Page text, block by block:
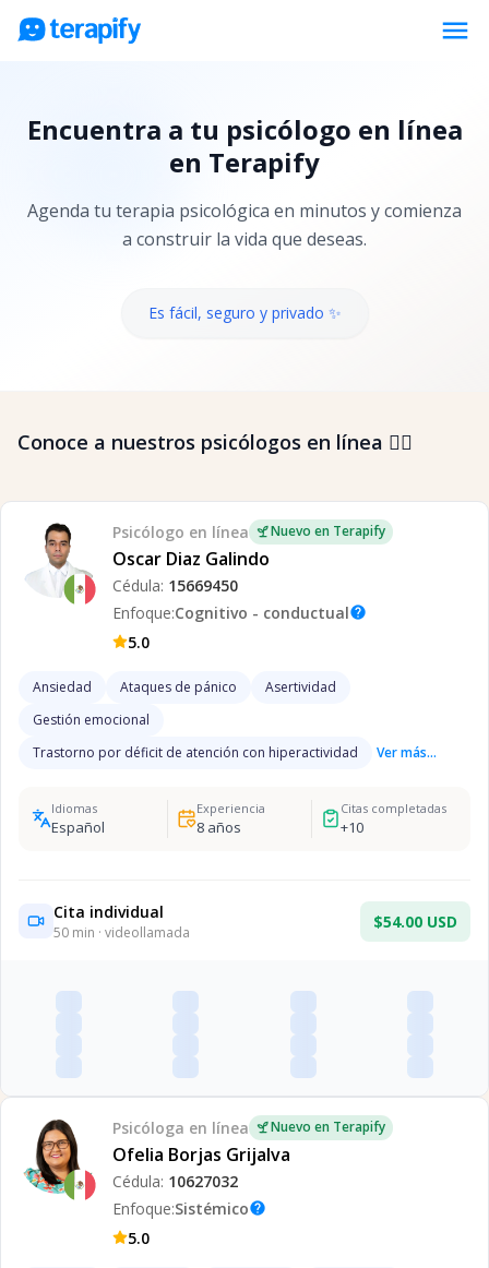
menu
Precios
Empresas
Preguntas frecuentes
Encuentra a tu psicólogo en línea
en Terapify
Agenda tu terapia psicológica en minutos y comienza
a construir la vida que deseas.
Es fácil, seguro y privado ✨
Conoce a nuestros psicólogos en línea 👇🏼
Psicólogo en línea Nuevo en Terapify
Oscar Diaz Galindo
Cédula: 15669450
Enfoque:Cognitivo - conductualhelp
5.0
Ansiedad Ataques de pánico
Asertividad
Gestión emocional
Trastorno por déficit de atención con hiperactividad
Ver más...
Idiomas
Español
Experiencia
8años
Citas completadas
+10
Cita individual
50 min · videollamada
$54.00 USD
Psicóloga en línea Nuevo en Terapify
Ofelia Borjas Grijalva
Cédula: 10627032
Enfoque:Sistémicohelp
5.0